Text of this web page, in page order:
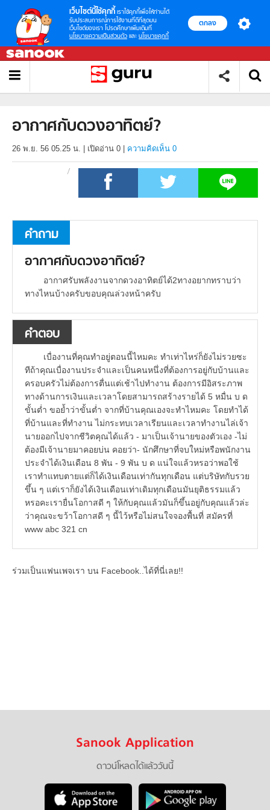
เว็บไซต์นี้ใช้คุกกี้ เราใช้คุกกี้เพื่อให้ท่านได้
รับประสบการณ์การใช้งานที่ดีที่สุดบน
เว็บไซต์ของเรา โปรดศึกษาเพิ่มเติมที่
นโยบายความเป็นส่วนตัว และ นโยบายคุกกี้
ตกลง
อากาศกับดวงอาทิตย์?
26 พ.ย. 56 05.25 น. เปิดอ่าน 0 ความคิดเห็น 0
คำถาม
อากาศกับดวงอาทิตย์?
อากาศรับพลังงานจากดวงอาทิตย์ได้2ทางอยากทราบว่า
ทางไหนบ้างครับขอบคุณล่วงหน้าครับ
คำตอบ
เบื่องานที่คุณทำอยู่ตอนนี้ไหมคะ ทำเท่าไหร่ก็ยังไม่รวยซะ
ทีถ้าคุณเบื่องานประจำและเป็นคนหนึ่งที่ต้องการอยู่กับบ้านและ
ครอบครัวไม่ต้องการตื่นแต่เช้าไปทำงาน ต้องการมีอิสระภาพ
ทางด้านการเงินและเวลาโดยสามารถสร้างรายได้ 5 หมื่น บ ด
ขั้นต่ำ ขอย้ำว่าขั้นต่ำ จากที่บ้านคุณเองจะทำไหมคะ โดยทำได้
ที่บ้านและที่ทำงาน ไม่กระทบเวลาเรียนและเวลาทำงานไล่เจ้า
นายออกไปจากชีวิตคุณได้แล้ว - มาเป็นเจ้านายของตัวเอง -ไม่
ต้องมีเจ้านายมาคอยบ่น คอยว่า- นักศึกษาที่จบใหม่หรือพนักงาน
ประจำได้เงินเดือน 8 พัน - 9 พัน บ ด แน่ใจแล้วหรอว่าพอใช้
เราทำแทบตายแต่ก็ได้เงินเดือนเท่ากันทุกเดือน แต่บริษัทกับรวย
ขึ้น ๆ แต่เราก็ยังได้เงินเดือนเท่าเดิมทุกเดือนมันยุติธรรมแล้ว
หรอคะเรายื่นโอกาสดี ๆ ให้กับคุณแล้วมันก็ขึ้นอยู่กับคุณแล้วล่ะ
ว่าคุณจะขว้าโอกาสดี ๆ นี้ไว้หรือไม่สนใจจองพื้นที่ สมัครที่
www abc 321 cn
ร่วมเป็นแฟนเพจเรา บน Facebook..ได้ที่นี่เลย!!
Sanook Application
ดาวน์โหลดได้แล้ววันนี้